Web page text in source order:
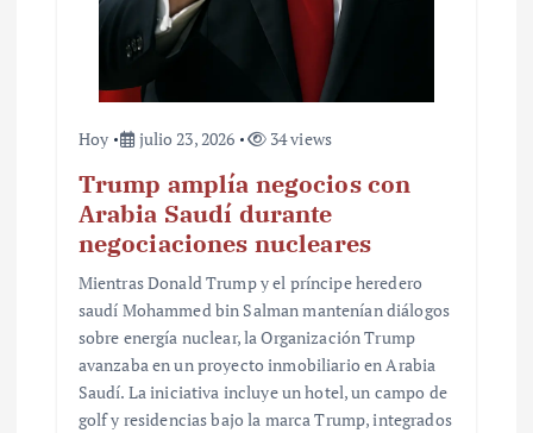
Hoy julio 23, 2026 34 views
Trump amplía negocios con
Arabia Saudí durante
negociaciones nucleares
Mientras Donald Trump y el príncipe heredero
saudí Mohammed bin Salman mantenían diálogos
sobre energía nuclear, la Organización Trump
avanzaba en un proyecto inmobiliario en Arabia
Saudí. La iniciativa incluye un hotel, un campo de
golf y residencias bajo la marca Trump, integrados